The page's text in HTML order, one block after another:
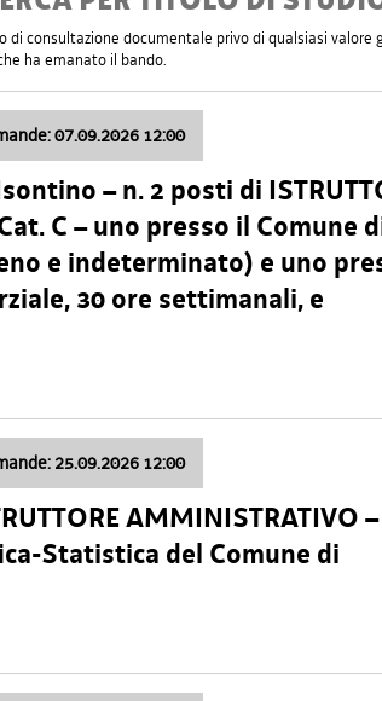
consultazione documentale privo di qualsiasi valore
ha emanato il bando.
07.09.2026 12:00
– n. 2 posti di
C – uno presso il Comune
e indeterminato) e uno
30 ore settimanali, e
25.09.2026 12:00
AMMINISTRATIVO –
Statistica del Comune di